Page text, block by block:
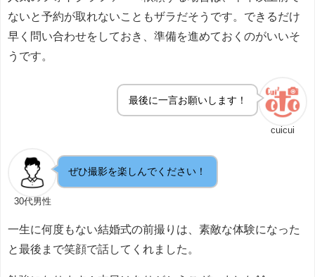
ないと予約が取れないこともザラだそうです。できるだけ
早く問い合わせをしておき、準備を進めておくのがいいそ
うです。
cuicui
最後に一言お願いします！
30代男性
ぜひ撮影を楽しんでください！
一生に何度もない結婚式の前撮りは、素敵な体験になった
と最後まで笑顔で話してくれました。